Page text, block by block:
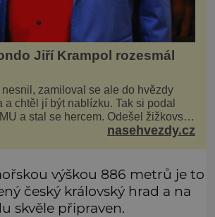
Jiří Krampol rozesmál
zamiloval se ale do hvězdy
a chtěl jí být nablízku. Tak si podal
a stal se hercem. Odešel žižkovský
rozdával humor, i když jemu
nasehvezdy.cz
výškou 886 metrů je to
český královský hrad a na
skvěle připraven.